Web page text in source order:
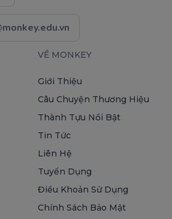
VỀ MONKEY
Giới Thiệu
Câu Chuyện Thương Hiệu
Thành Tựu Nổi Bật
Tin Tức
Liên Hệ
Tuyển Dụng
Điều Khoản Sử Dụng
Chính Sách Bảo Mật